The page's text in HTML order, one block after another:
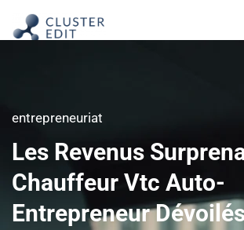
entrepreneuriat
Les Revenus
Chauffeur Vtc Auto-
Entrepreneur